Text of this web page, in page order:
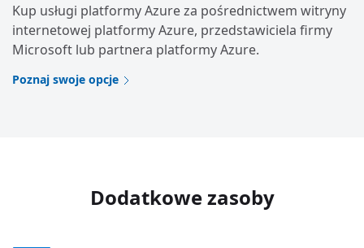
Kup usługi platformy Azure za pośrednictwem witryny
internetowej platformy Azure, przedstawiciela firmy
Microsoft lub partnera platformy Azure.
Poznaj swoje opcje
Dodatkowe zasoby